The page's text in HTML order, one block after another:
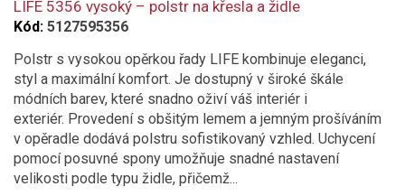
compare
LIFE 5356 vysoký – polstr na křesla a židle
Kód: 5127595356
Polstr s vysokou opěrkou řady LIFE kombinuje eleganci,
styl a maximální komfort. Je dostupný v široké škále
módních barev, které snadno oživí váš interiér i
exteriér. Provedení s obšitým lemem a jemným prošíváním
v opěradle dodává polstru sofistikovaný vzhled. Uchycení
pomocí posuvné spony umožňuje snadné nastavení
velikosti podle typu židle, přičemž...